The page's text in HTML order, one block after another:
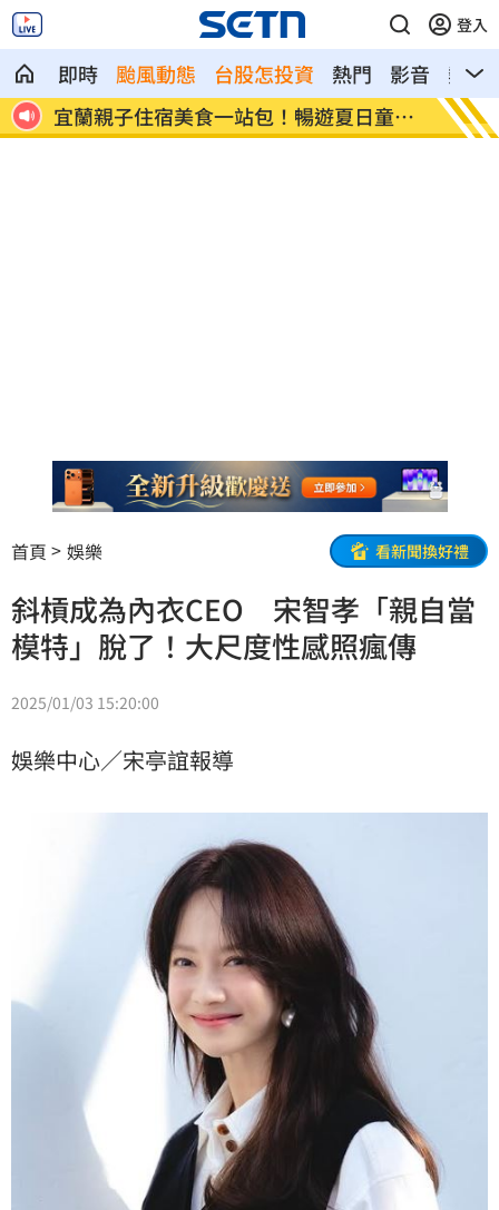
登入
即時 颱風動態 台股怎投資 熱門 影音
熱搜
玩
研究曝「1水果」能改善脂肪肝：6週就見
效
炒股
虧
首頁 娛樂 看新聞換好禮
斜槓成為內衣CEO 宋智孝「親自當
模特」脫了！大尺度性感照瘋傳
2025/01/03 15:20:00
娛樂中心／宋亭誼報導